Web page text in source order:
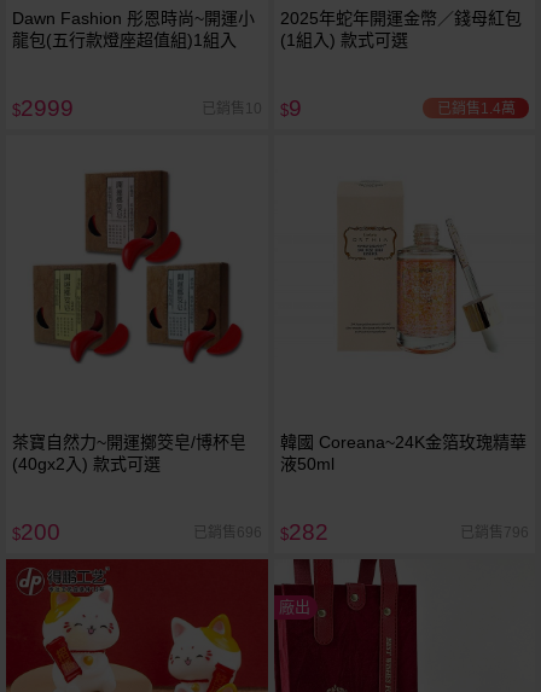
Dawn Fashion 彤恩時尚~開運小
龍包(五行款燈座超值組)1組入
$2999 已銷售10
2025年蛇年開運金幣／錢母紅包
(1組入) 款式可選
$9 已銷售1.4萬
茶寶自然力~開運擲筊皂/博杯皂
(40gx2入) 款式可選
$200 已銷售696
韓國 Coreana~24K金箔玫瑰精華
液50ml
$282 已銷售796
廠出